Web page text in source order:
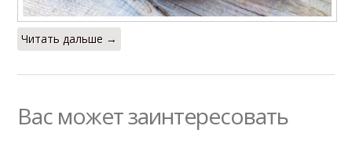
Читать дальше →
Вас может заинтересовать